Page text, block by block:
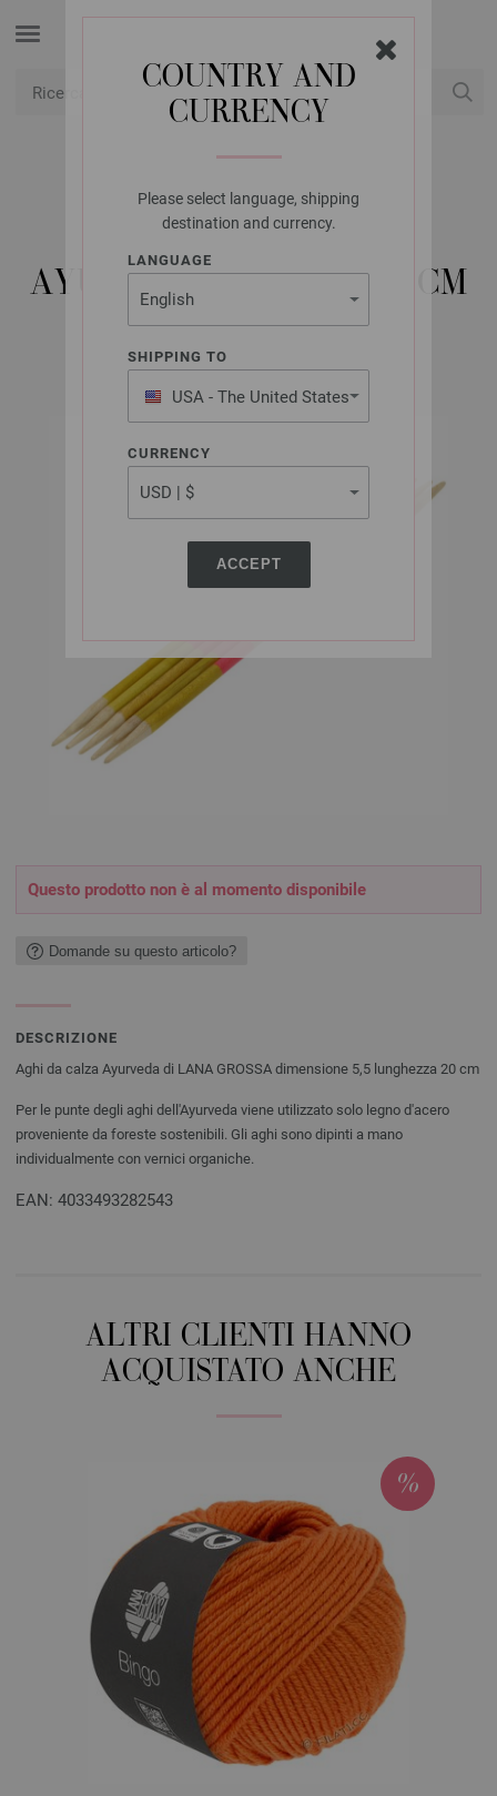
COUNTRY AND
CURRENCY
Please select language, shipping
destination and currency.
LANGUAGE
SHIPPING TO
USA - The United States
of America
CURRENCY
ACCEPT
LANA GROSSA
AGHI DA CALZA
AYURVEDA MIS, 5,5/20CM
Questo prodotto non è al momento disponibile
Domande su questo articolo?
DESCRIZIONE
Aghi da calza Ayurveda di LANA GROSSA dimensione 5,5 lunghezza 20 cm
Per le punte degli aghi dell'Ayurveda viene utilizzato solo legno d'acero
proveniente da foreste sostenibili. Gli aghi sono dipinti a mano
individualmente con vernici organiche.
EAN: 4033493282543
ALTRI CLIENTI HANNO
ACQUISTATO ANCHE